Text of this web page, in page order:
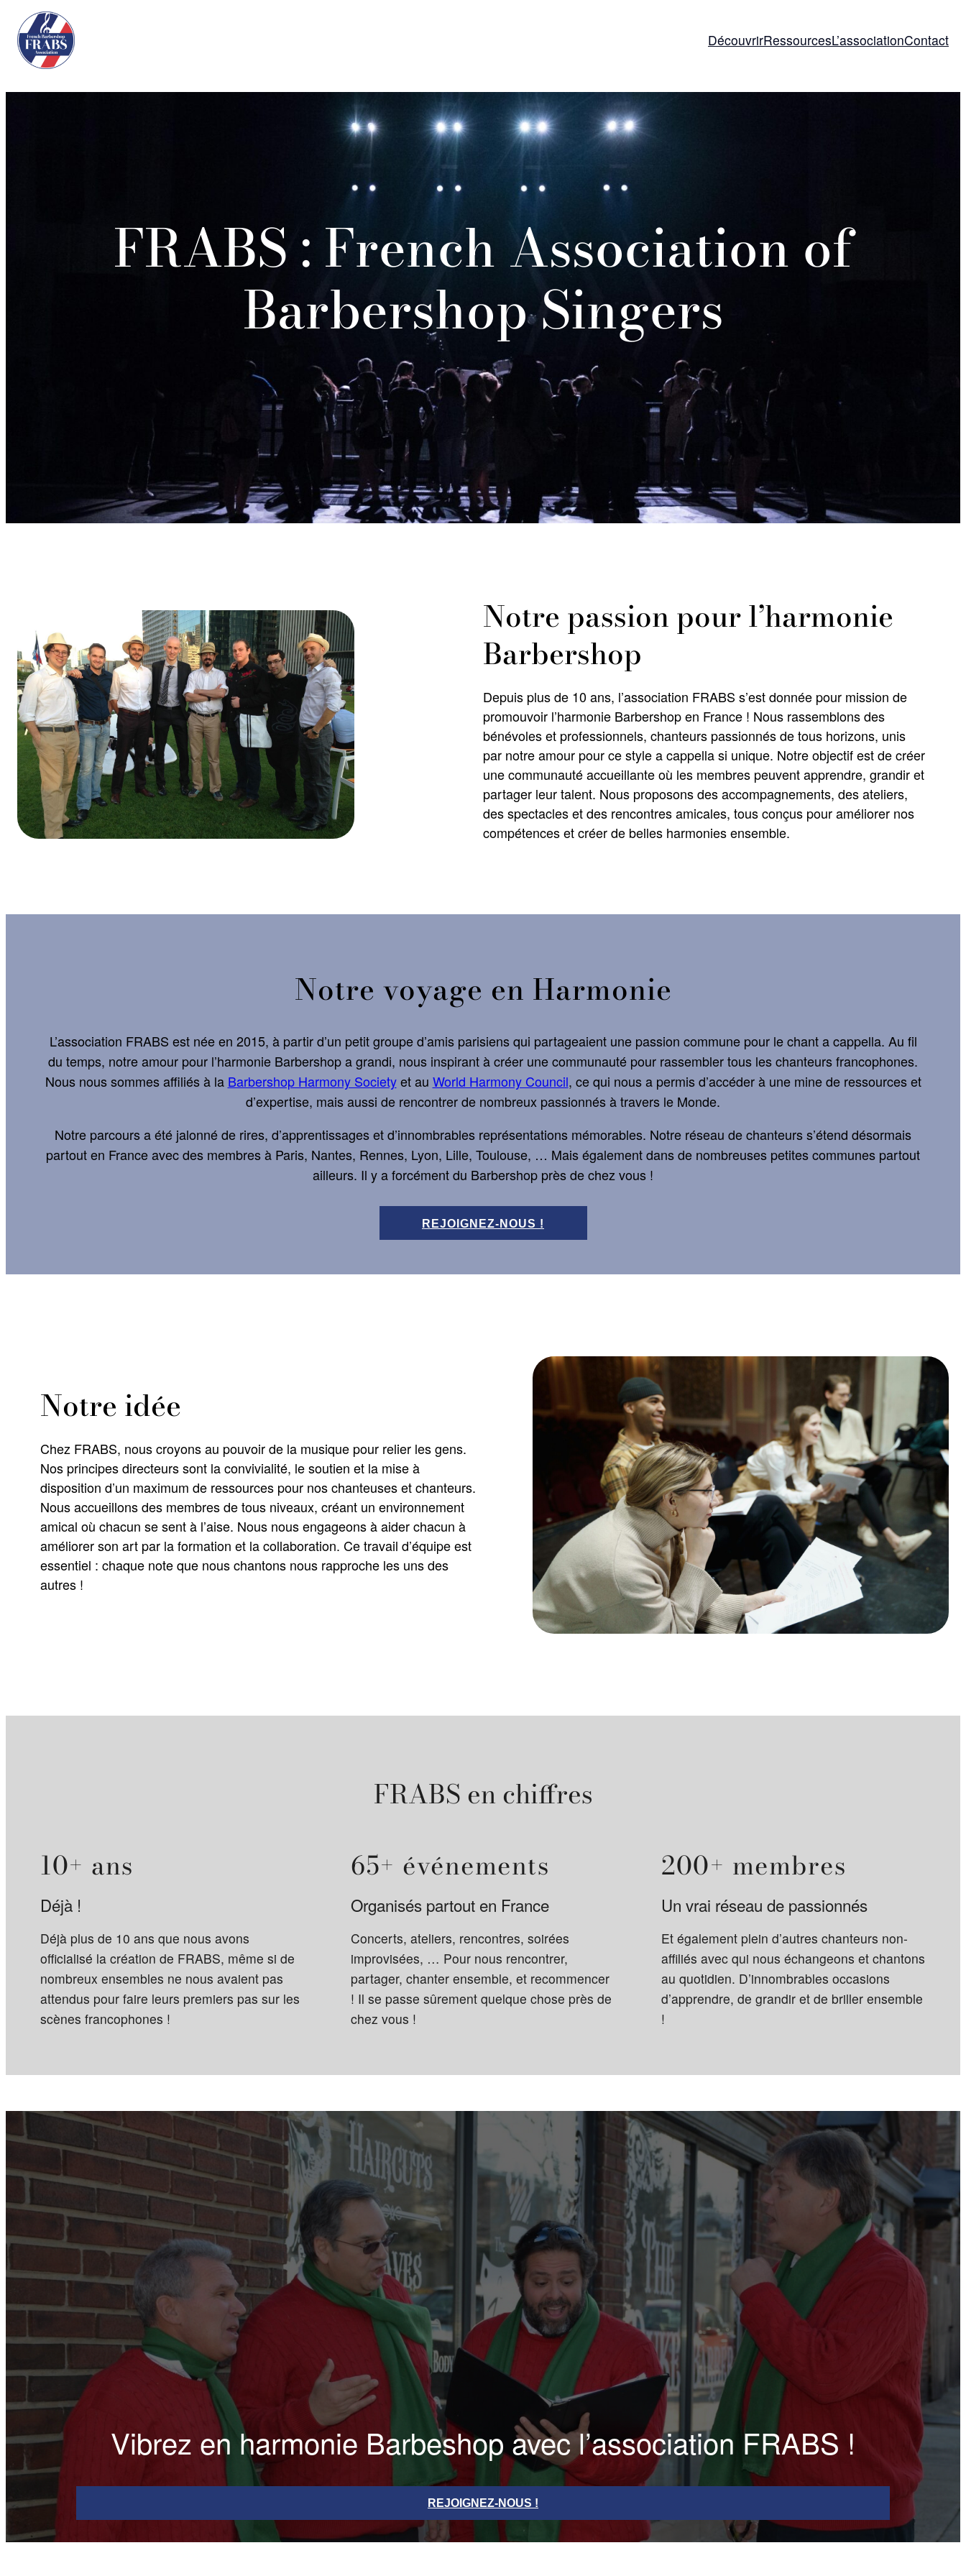
DécouvrirRessourcesL’associationContact
FRABS : French Association of
Barbershop Singers
Notre passion pour l’harmonie
Barbershop
Depuis plus de 10 ans, l’association FRABS s’est donnée pour mission de
promouvoir l’harmonie Barbershop en France ! Nous rassemblons des
bénévoles et professionnels, chanteurs passionnés de tous horizons, unis
par notre amour pour ce style a cappella si unique. Notre objectif est de créer
une communauté accueillante où les membres peuvent apprendre, grandir et
partager leur talent. Nous proposons des accompagnements, des ateliers,
des spectacles et des rencontres amicales, tous conçus pour améliorer nos
compétences et créer de belles harmonies ensemble.
Notre voyage en Harmonie
L’association FRABS est née en 2015, à partir d’un petit groupe d’amis parisiens qui partageaient une passion commune pour le chant a cappella. Au fil
du temps, notre amour pour l’harmonie Barbershop a grandi, nous inspirant à créer une communauté pour rassembler tous les chanteurs francophones.
Nous nous sommes affiliés à la Barbershop Harmony Societyet au World Harmony Council, ce qui nous a permis d’accéder à une mine de ressources et
d’expertise, mais aussi de rencontrer de nombreux passionnés à travers le Monde.
Notre parcours a été jalonné de rires, d’apprentissages et d’innombrables représentations mémorables. Notre réseau de chanteurs s’étend désormais
partout en France avec des membres à Paris, Nantes, Rennes, Lyon, Lille, Toulouse, … Mais également dans de nombreuses petites communes partout
ailleurs. Il y a forcément du Barbershop près de chez vous !
REJOIGNEZ-NOUS !
Notre idée
Chez FRABS, nous croyons au pouvoir de la musique pour relier les gens.
Nos principes directeurs sont la convivialité, le soutien et la mise à
disposition d’un maximum de ressources pour nos chanteuses et chanteurs.
Nous accueillons des membres de tous niveaux, créant un environnement
amical où chacun se sent à l’aise. Nous nous engageons à aider chacun à
améliorer son art par la formation et la collaboration. Ce travail d’équipe est
essentiel : chaque note que nous chantons nous rapproche les uns des
autres !
FRABS en chiffres
10+ ans
Déjà !
Déjà plus de 10 ans que nous avons
officialisé la création de FRABS, même si de
nombreux ensembles ne nous avaient pas
attendus pour faire leurs premiers pas sur les
scènes francophones !
65+ événements
Organisés partout en France
Concerts, ateliers, rencontres, soirées
improvisées, … Pour nous rencontrer,
partager, chanter ensemble, et recommencer
! Il se passe sûrement quelque chose près de
chez vous !
200+ membres
Un vrai réseau de passionnés
Et également plein d’autres chanteurs non-
affiliés avec qui nous échangeons et chantons
au quotidien. D’innombrables occasions
d’apprendre, de grandir et de briller ensemble
!
Vibrez en harmonie Barbeshop avec l’association FRABS !
REJOIGNEZ-NOUS !